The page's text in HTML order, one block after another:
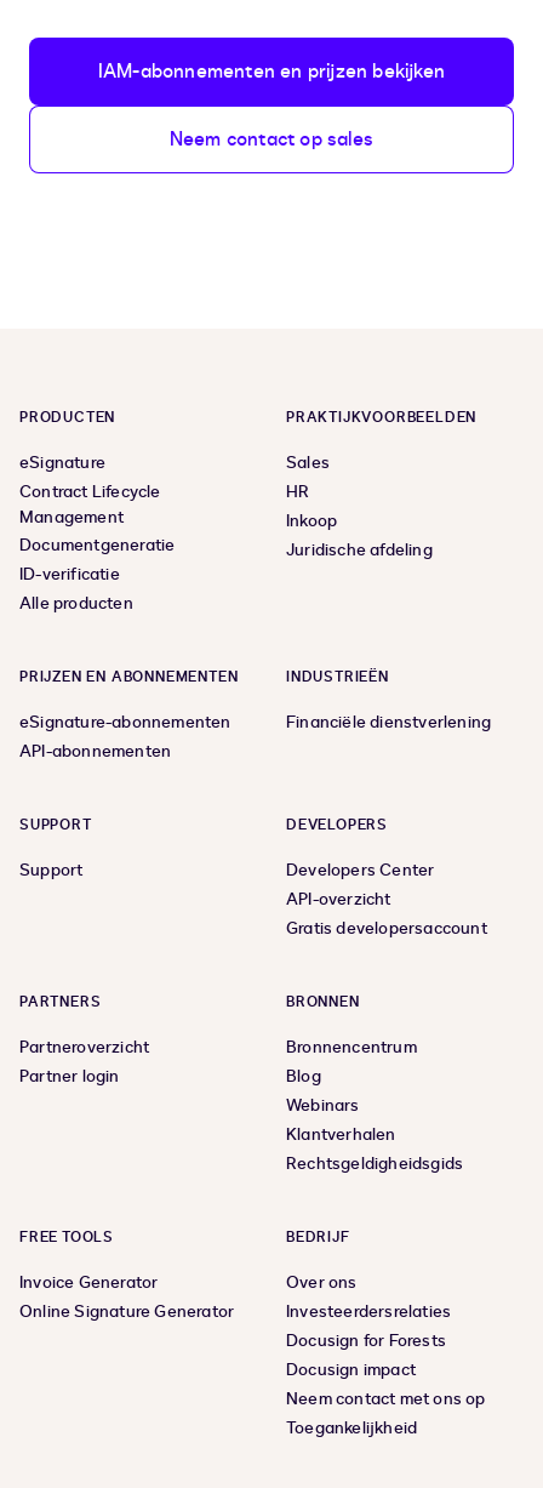
IAM-abonnementen en prijzen bekijken
Neem contact op sales
PRODUCTEN
eSignature
Contract Lifecycle
Management
Documentgeneratie
ID-verificatie
Alle producten
PRAKTIJKVOORBEELDEN
Sales
HR
Inkoop
Juridische afdeling
PRIJZEN EN ABONNEMENTEN
eSignature-abonnementen
API-abonnementen
INDUSTRIEËN
Financiële dienstverlening
SUPPORT
Support
DEVELOPERS
Developers Center
API-overzicht
Gratis developersaccount
PARTNERS
Partneroverzicht
Partner login
BRONNEN
Bronnencentrum
Blog
Webinars
Klantverhalen
Rechtsgeldigheidsgids
FREE TOOLS
Invoice Generator
Online Signature Generator
BEDRIJF
Over ons
Investeerdersrelaties
Docusign for Forests
Docusign impact
Neem contact met ons op
Toegankelijkheid